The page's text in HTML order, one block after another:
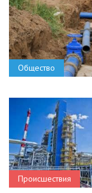
Общество
Происшествия